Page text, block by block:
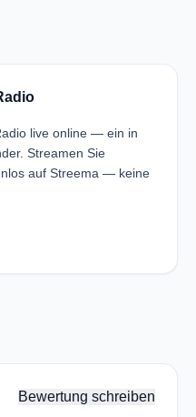
live online — ein in
Streamen Sie
auf Streema — keine
Bewertung schreiben